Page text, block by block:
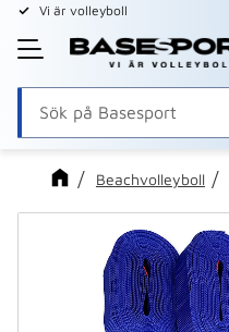
Meny
Vi är volleyboll
Beachvolleyboll